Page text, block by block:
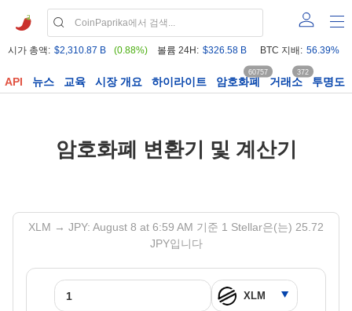
시가 총액: $2,310.87 B (0.88%) 볼륨 24H: $326.58 B BTC 지배: 56.39%
API 뉴스 교육 시장 개요 하이라이트 암호화폐
60757
거래소
372
투명도
암호화폐 변환기 및 계산기
XLM → JPY: August 8 at 6:59 AM 기준 1 Stellar은(는) 25.72
JPY입니다